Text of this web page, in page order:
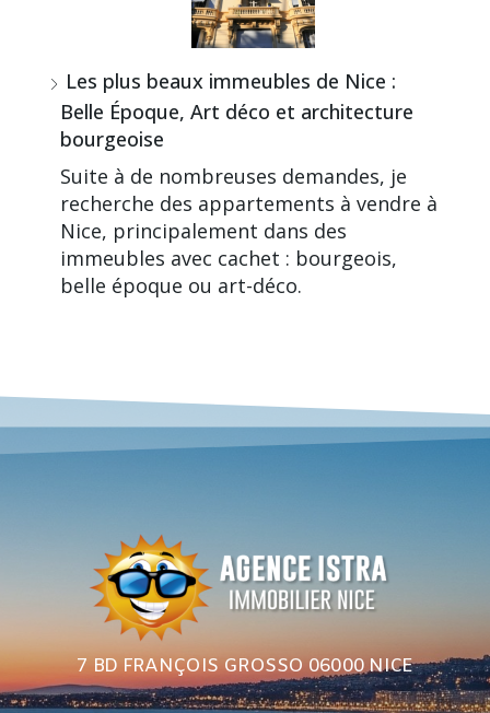
Les plus beaux immeubles de Nice :
Belle Époque, Art déco et architecture
bourgeoise
Suite à de nombreuses demandes, je
recherche des appartements à vendre à
Nice, principalement dans des
immeubles avec cachet : bourgeois,
belle époque ou art-déco.
7 BD FRANÇOIS GROSSO 06000 NICE